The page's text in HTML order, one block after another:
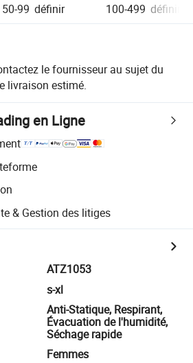
50-99 définir 100-499 définir
le fournisseur au sujet du
livraison estimé.
en Ligne
& Gestion des litiges
ATZ1053
s-xl
Anti-Statique, Respirant,
Évacuation de l'humidité,
Séchage rapide
Femmes